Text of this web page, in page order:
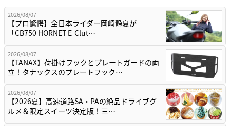
2026/08/07
【プロ驚愕】全日本ライダー岡崎静夏が
「CB750 HORNET E-Clut…
2026/08/07
【TANAX】荷掛けフックとプレートガードの両
立！タナックスのプレートフック…
2026/08/07
【2026夏】高速道路SA・PAの絶品ドライブグ
ルメ＆限定スイーツ決定版！三…